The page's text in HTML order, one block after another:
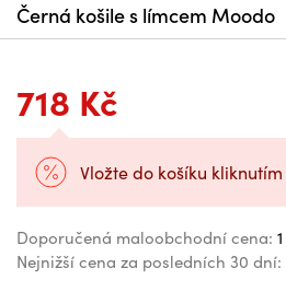
Černá košile s límcem Moodo
718 Kč
Vložte do košíku
Doporučená maloobchodní cena:
Nejnižší cena za posledních 30 dní: